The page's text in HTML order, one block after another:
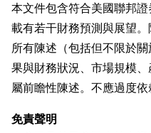
本文件包含符合美國聯邦
載有若干財務預測與展望
所有陳述（包括但不限於
果與財務狀況、市場規模
屬前瞻性陳述。不應過度依
免責聲明